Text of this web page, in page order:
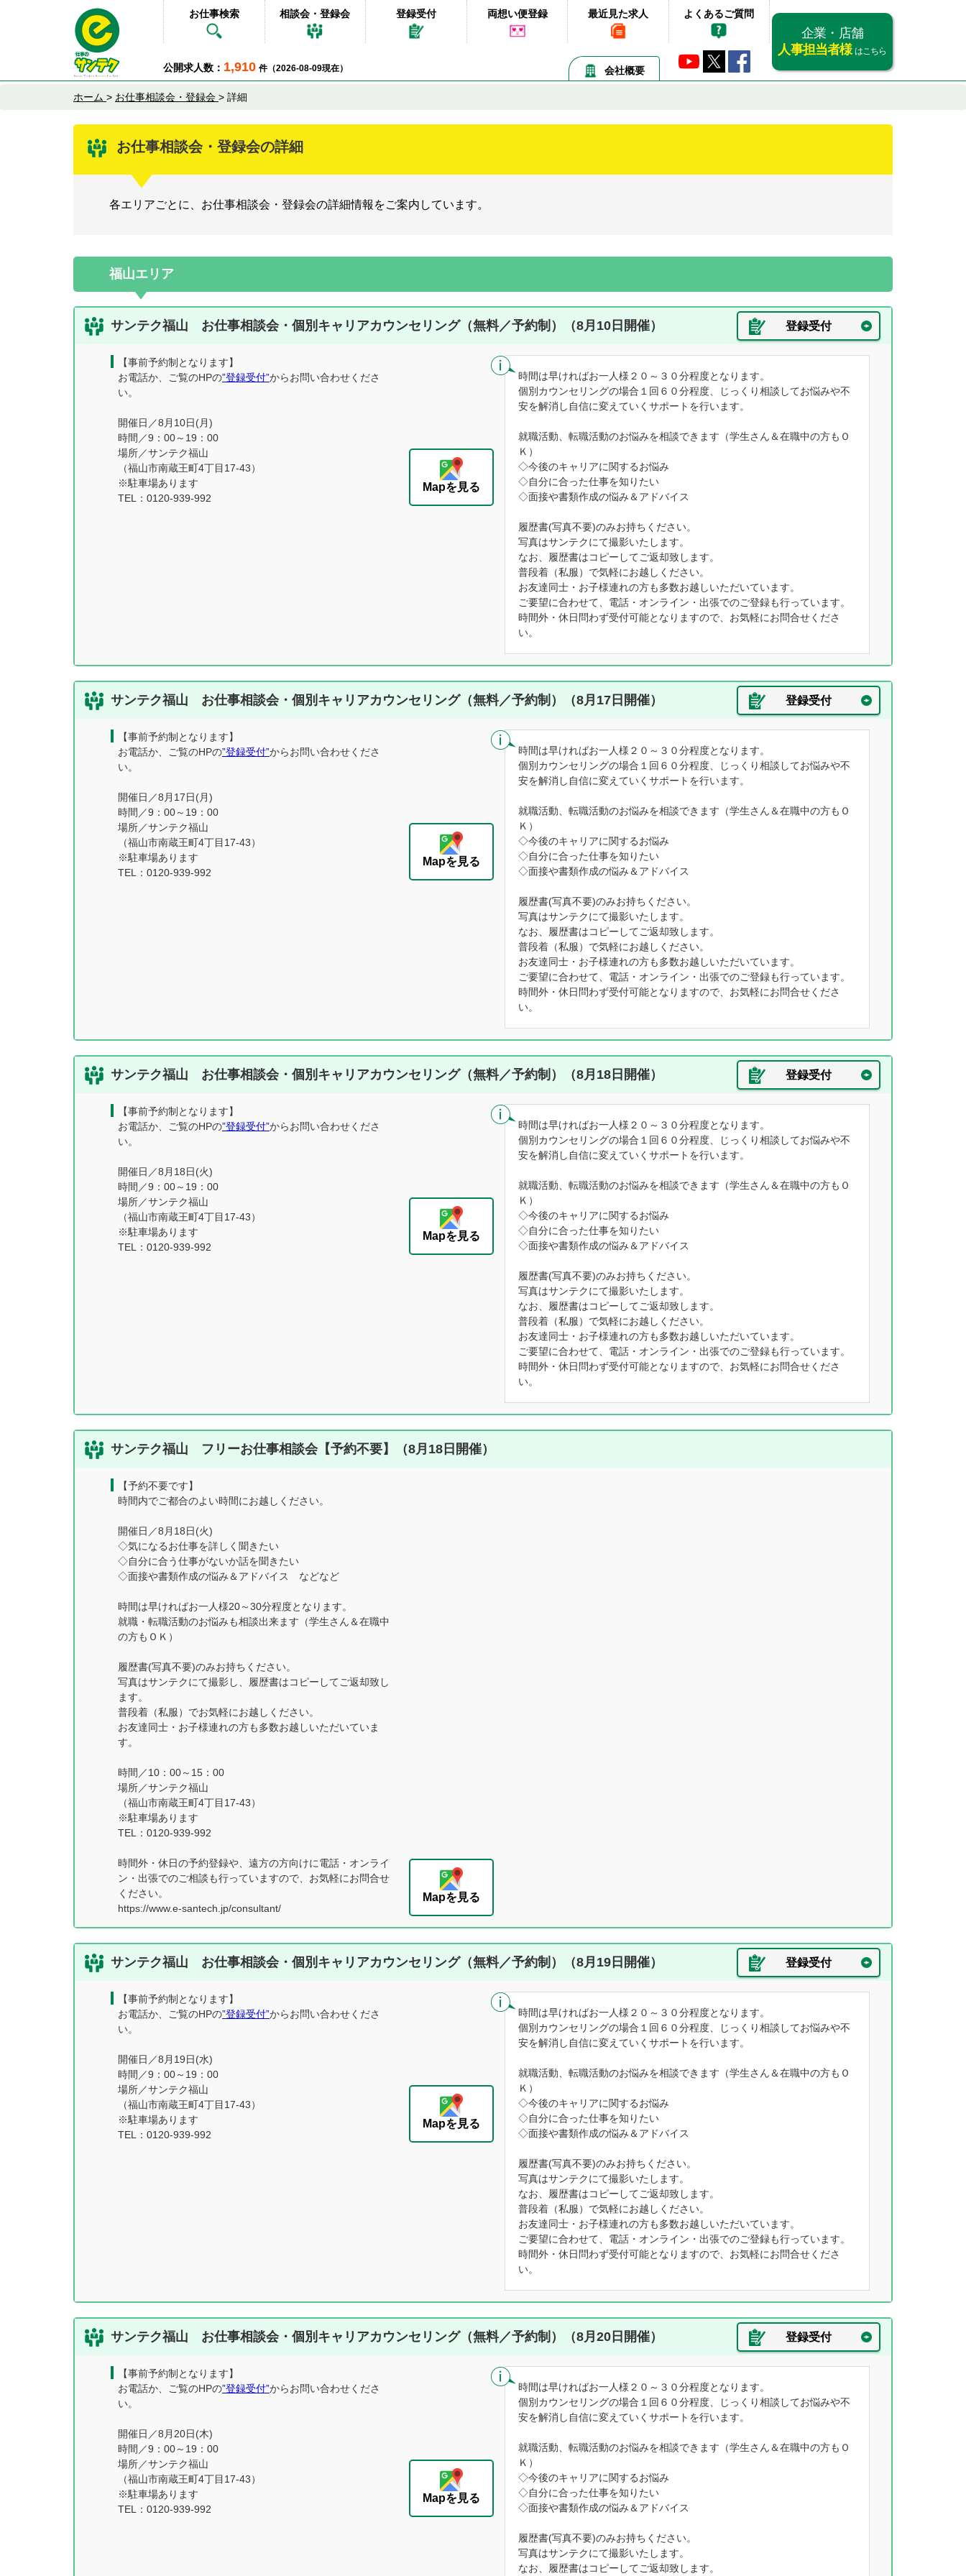
お仕事検索 相談会・登録会 登録受付 両想い便登録 最近見た求人 よくあるご質問
企業・店舗
人事担当者様 はこちら
公開求人数： 1,910 件（2026-08-09現在） 会社概要
ホーム > お仕事相談会・登録会 > 詳細
お仕事相談会・登録会の詳細
各エリアごとに、お仕事相談会・登録会の詳細情報をご案内しています。
福山エリア
サンテク福山 お仕事相談会・個別キャリアカウンセリング（無料／予約制）（8月10日開催） 登録受付
【事前予約制となります】
お電話か、ご覧のHPの”登録受付”からお問い合わせくださ
い。
開催日／8月10日(月)
時間／9：00～19：00
場所／サンテク福山
（福山市南蔵王町4丁目17-43）
※駐車場あります
TEL：0120-939-992
Mapを見る
時間は早ければお一人様２０～３０分程度となります。
個別カウンセリングの場合１回６０分程度、じっくり相談してお悩みや不
安を解消し自信に変えていくサポートを行います。
就職活動、転職活動のお悩みを相談できます（学生さん＆在職中の方もＯ
Ｋ）
◇今後のキャリアに関するお悩み
◇自分に合った仕事を知りたい
◇面接や書類作成の悩み＆アドバイス
履歴書(写真不要)のみお持ちください。
写真はサンテクにて撮影いたします。
なお、履歴書はコピーしてご返却致します。
普段着（私服）で気軽にお越しください。
お友達同士・お子様連れの方も多数お越しいただいています。
ご要望に合わせて、電話・オンライン・出張でのご登録も行っています。
時間外・休日問わず受付可能となりますので、お気軽にお問合せくださ
い。
サンテク福山 お仕事相談会・個別キャリアカウンセリング（無料／予約制）（8月17日開催） 登録受付
【事前予約制となります】
お電話か、ご覧のHPの”登録受付”からお問い合わせくださ
い。
開催日／8月17日(月)
時間／9：00～19：00
場所／サンテク福山
（福山市南蔵王町4丁目17-43）
※駐車場あります
TEL：0120-939-992
Mapを見る
時間は早ければお一人様２０～３０分程度となります。
個別カウンセリングの場合１回６０分程度、じっくり相談してお悩みや不
安を解消し自信に変えていくサポートを行います。
就職活動、転職活動のお悩みを相談できます（学生さん＆在職中の方もＯ
Ｋ）
◇今後のキャリアに関するお悩み
◇自分に合った仕事を知りたい
◇面接や書類作成の悩み＆アドバイス
履歴書(写真不要)のみお持ちください。
写真はサンテクにて撮影いたします。
なお、履歴書はコピーしてご返却致します。
普段着（私服）で気軽にお越しください。
お友達同士・お子様連れの方も多数お越しいただいています。
ご要望に合わせて、電話・オンライン・出張でのご登録も行っています。
時間外・休日問わず受付可能となりますので、お気軽にお問合せくださ
い。
サンテク福山 お仕事相談会・個別キャリアカウンセリング（無料／予約制）（8月18日開催） 登録受付
【事前予約制となります】
お電話か、ご覧のHPの”登録受付”からお問い合わせくださ
い。
開催日／8月18日(火)
時間／9：00～19：00
場所／サンテク福山
（福山市南蔵王町4丁目17-43）
※駐車場あります
TEL：0120-939-992
Mapを見る
時間は早ければお一人様２０～３０分程度となります。
個別カウンセリングの場合１回６０分程度、じっくり相談してお悩みや不
安を解消し自信に変えていくサポートを行います。
就職活動、転職活動のお悩みを相談できます（学生さん＆在職中の方もＯ
Ｋ）
◇今後のキャリアに関するお悩み
◇自分に合った仕事を知りたい
◇面接や書類作成の悩み＆アドバイス
履歴書(写真不要)のみお持ちください。
写真はサンテクにて撮影いたします。
なお、履歴書はコピーしてご返却致します。
普段着（私服）で気軽にお越しください。
お友達同士・お子様連れの方も多数お越しいただいています。
ご要望に合わせて、電話・オンライン・出張でのご登録も行っています。
時間外・休日問わず受付可能となりますので、お気軽にお問合せくださ
い。
サンテク福山 フリーお仕事相談会【予約不要】（8月18日開催）
【予約不要です】
時間内でご都合のよい時間にお越しください。
開催日／8月18日(火)
◇気になるお仕事を詳しく聞きたい
◇自分に合う仕事がないか話を聞きたい
◇面接や書類作成の悩み＆アドバイス などなど
時間は早ければお一人様20～30分程度となります。
就職・転職活動のお悩みも相談出来ます（学生さん＆在職中
の方もＯＫ）
履歴書(写真不要)のみお持ちください。
写真はサンテクにて撮影し、履歴書はコピーしてご返却致し
ます。
普段着（私服）でお気軽にお越しください。
お友達同士・お子様連れの方も多数お越しいただいていま
す。
時間／10：00～15：00
場所／サンテク福山
（福山市南蔵王町4丁目17-43）
※駐車場あります
TEL：0120-939-992
時間外・休日の予約登録や、遠方の方向けに電話・オンライ
ン・出張でのご相談も行っていますので、お気軽にお問合せ
ください。
https://www.e-santech.jp/consultant/
Mapを見る
サンテク福山 お仕事相談会・個別キャリアカウンセリング（無料／予約制）（8月19日開催） 登録受付
【事前予約制となります】
お電話か、ご覧のHPの”登録受付”からお問い合わせくださ
い。
開催日／8月19日(水)
時間／9：00～19：00
場所／サンテク福山
（福山市南蔵王町4丁目17-43）
※駐車場あります
TEL：0120-939-992
Mapを見る
時間は早ければお一人様２０～３０分程度となります。
個別カウンセリングの場合１回６０分程度、じっくり相談してお悩みや不
安を解消し自信に変えていくサポートを行います。
就職活動、転職活動のお悩みを相談できます（学生さん＆在職中の方もＯ
Ｋ）
◇今後のキャリアに関するお悩み
◇自分に合った仕事を知りたい
◇面接や書類作成の悩み＆アドバイス
履歴書(写真不要)のみお持ちください。
写真はサンテクにて撮影いたします。
なお、履歴書はコピーしてご返却致します。
普段着（私服）で気軽にお越しください。
お友達同士・お子様連れの方も多数お越しいただいています。
ご要望に合わせて、電話・オンライン・出張でのご登録も行っています。
時間外・休日問わず受付可能となりますので、お気軽にお問合せくださ
い。
サンテク福山 お仕事相談会・個別キャリアカウンセリング（無料／予約制）（8月20日開催） 登録受付
【事前予約制となります】
お電話か、ご覧のHPの”登録受付”からお問い合わせくださ
い。
開催日／8月20日(木)
時間／9：00～19：00
場所／サンテク福山
（福山市南蔵王町4丁目17-43）
※駐車場あります
TEL：0120-939-992
Mapを見る
時間は早ければお一人様２０～３０分程度となります。
個別カウンセリングの場合１回６０分程度、じっくり相談してお悩みや不
安を解消し自信に変えていくサポートを行います。
就職活動、転職活動のお悩みを相談できます（学生さん＆在職中の方もＯ
Ｋ）
◇今後のキャリアに関するお悩み
◇自分に合った仕事を知りたい
◇面接や書類作成の悩み＆アドバイス
履歴書(写真不要)のみお持ちください。
写真はサンテクにて撮影いたします。
なお、履歴書はコピーしてご返却致します。